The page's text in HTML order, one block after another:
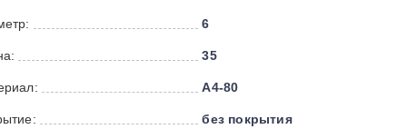
6
35
А4-80
без покрытия